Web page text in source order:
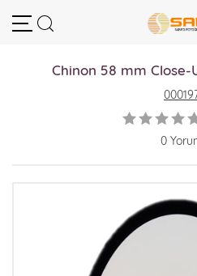
Chinon 58 mm Close-
0